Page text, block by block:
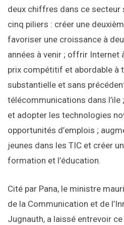
deux chiffres dans ce secteur
cinq piliers : créer une
favoriser une croissance à
années à venir ; offrir Internet
prix compétitif et abordable à
substantielle et sans
télécommunications dans l’ile
et adopter les technologies
opportunités d’emplois ;
jeunes dans les TIC et créer
formation et l’éducation.
Cité par Pana, le ministre
de la Communication et de
Jugnauth, a laissé entrevoir